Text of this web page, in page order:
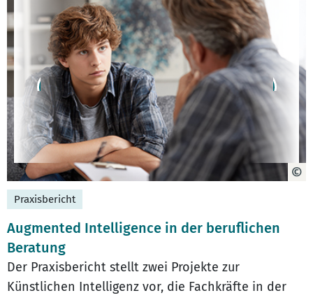
Praxisbericht
Augmented Intelligence in der beruflichen
Beratung
Der Praxisbericht stellt zwei Projekte zur
Künstlichen Intelligenz vor, die Fachkräfte in der